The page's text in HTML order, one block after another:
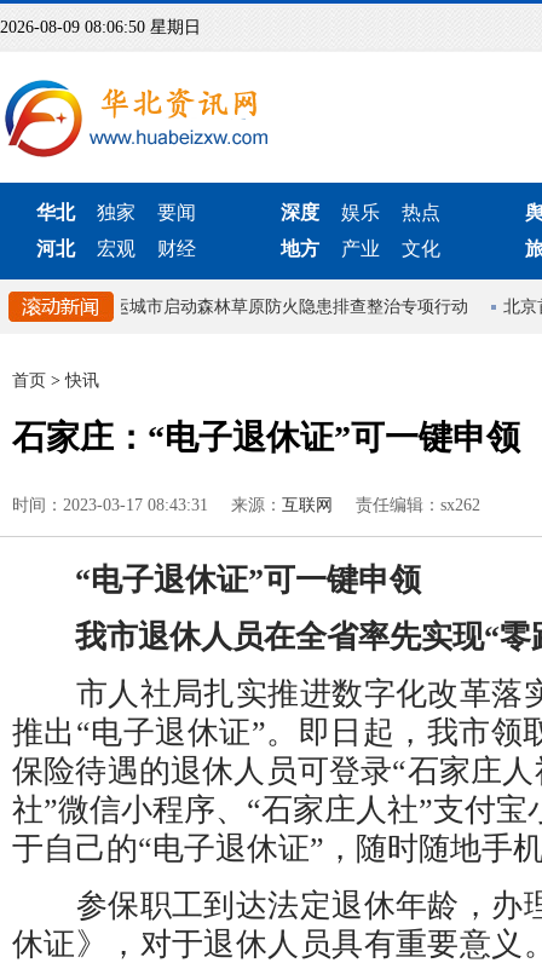
2026-08-09 08:06:50 星期日
华北 独家
要闻
河北
宏观 财经
深度 娱乐
热点
地方
产业 文化
制 山西运城市启动森林草原防火隐患排查整治专项行动 北京
首页 >快讯
石家庄：“电子退休证”可一键申领
时间：2023-03-17 08:43:31 来源： 互联网 责任编辑：sx262
“电子退休证”可一键申领
我市退休人员在全省率先实现“零
市人社局扎实推进数字化改革落
推出“电子退休证”。即日起，我市领
保险待遇的退休人员可登录“石家庄人
社”微信小程序、“石家庄人社”支付
于自己的“电子退休证”，随时随地手
参保职工到达法定退休年龄，办
休证》，对于退休人员具有重要意义